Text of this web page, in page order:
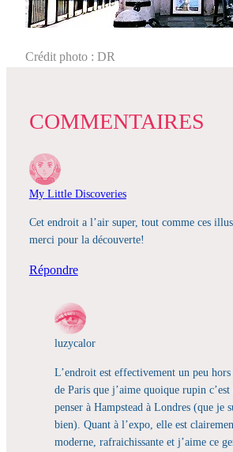
Crédit photo : DR
COMMENTAIRES
My Little Discoveries
Cet endroit a l’air super, tout comme ces
merci pour la découverte!
Répondre
luzycalor
L’endroit est effectivement un peu
de Paris que j’aime quoique rupin
penser à Hampstead à Londres (que je
bien). Quant à l’expo, elle est
moderne, rafraichissante et j’aime ce